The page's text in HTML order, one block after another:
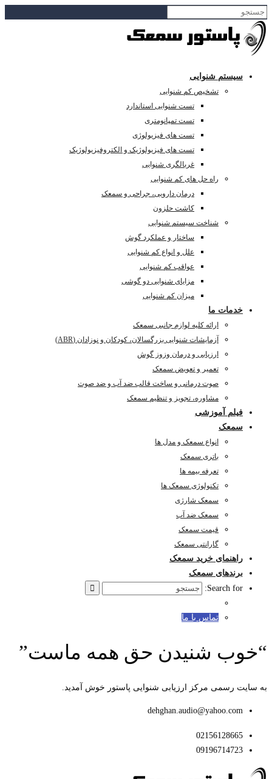
سیستم شنوایی
تشخیص کم شنوایی
تست شنوایی استاندارد
تست تمپانومتری
تست های فیزیولوژی
تست های فیزیولوژیک و الکتروفیزیولوژیک
غربالگری شنوایی
راه حل های کم شنوایی
درمان دارویی، جراحی و سمعک
کاشت حلزون
شناخت سیستم شنوایی
ساختار و عملکرد گوش
علل و انواع کم شنوایی
عواقب کم شنوایی
مزایای شنوایی دو گوشی
میزان کم شنوایی
خدمات ما
ارائه کلیه لوازم جانبی سمعک
آزمایشات شنوایی بزرگسالان، کودکان و نوزادان (ABR)
ارزیابی و درمان وزوز گوش
تعمیر و تعویض سمعک
صوت درمانی و ساخت قالب ضد آب و ضد صوت
مشاوره، تجویز و تنظیم سمعک
فیلم آموزشی
سمعک
انواع سمعک و مدل ها
باتری سمعک
تعرفه بیمه ها
تکنولوژی سمعک ها
سمعک شارژی
سمعک ضد آب
قیمت سمعک
گارانتی سمعک
راهنمای خرید سمعک
برندهای سمعک
Search for:
تماس با ما
“خوب شنیدن حق همه ماست”
به سایت رسمی مرکز ارزیابی شنوایی پاستور خوش آمدید.
dehghan.audio@yahoo.com
02156128665
09196714723